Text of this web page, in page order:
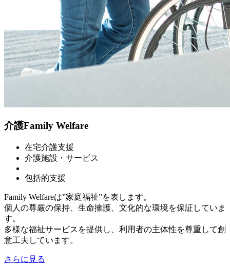
介護Family Welfare
在宅介護支援
介護施設・サービス
包括的支援
Family Welfareは”家庭福祉”を表します。
個人の尊厳の保持、生命擁護、文化的な環境を保証していま
す。
多様な福祉サービスを提供し、利用者の主体性を尊重して創
意工夫しています。
さらに見る